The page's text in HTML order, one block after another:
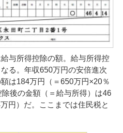
与所得控除の額。給与所得控
る。年収650万円の安倍進次
は184万円（＝650万円×20％
後の金額（＝給与所得）は46
円）だ。ここまでは住民税と